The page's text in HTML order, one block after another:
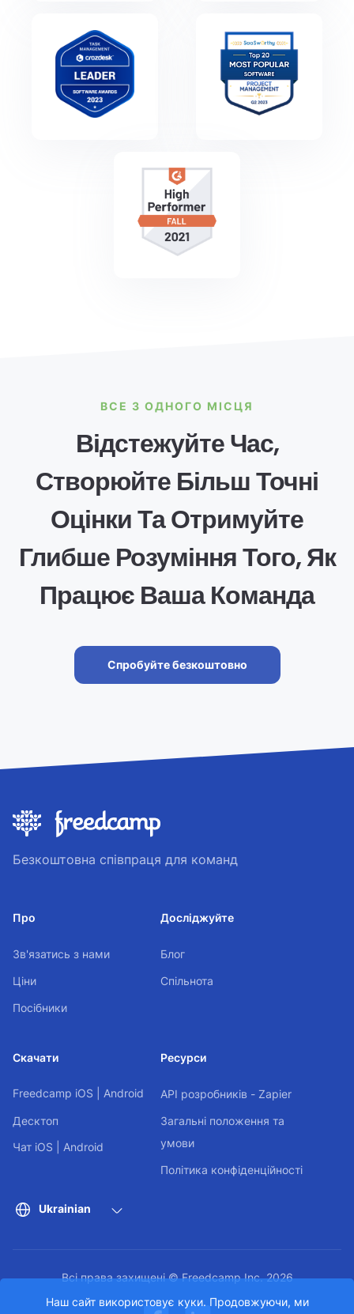
Наш сайт використовує куки. Продовжуючи, ми
ВСЕ З ОДНОГО МІСЦЯ
Відстежуйте Час,
Створюйте Більш Точні
Оцінки Та Отримуйте
Глибше Розуміння Того, Як
Працює Ваша Команда
Спробуйте безкоштовно
Безкоштовна співпраця для команд
Про
Зв'язатись з нами
Ціни
Посібники
Досліджуйте
Блог
Спільнота
Скачати
Freedcamp iOS Android
Десктоп
Чат iOS Android
Ресурси
API розробників - Zapier
Загальні положення та
умови
Політика конфіденційності
Всі права захищені © Freedcamp Inc. 2026
Ukrainian